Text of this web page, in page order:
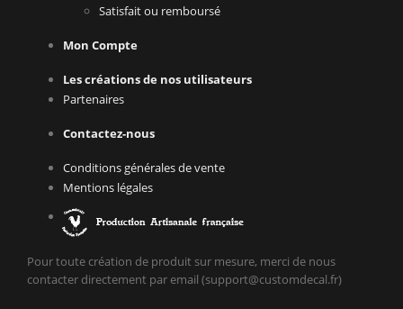
Satisfait ou remboursé
Mon Compte
Les créations de nos utilisateurs
Partenaires
Contactez-nous
Conditions générales de vente
Mentions légales
Pour toute création de produit sur mesure, merci de nous
contacter directement par email (support@customdecal.fr)